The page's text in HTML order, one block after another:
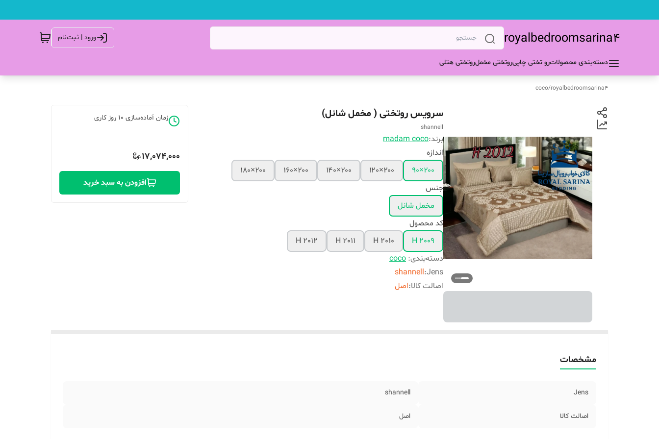
royalbedroomsarina4 ورود | ثبت‌نام
دسته‌بندی محصولاترو تختی چاپیروتختی مخملروتختی هتلی
royalbedroomsarina4
/
coco
سرویس روتختی ( مخمل شانل)
shannell
برند:madam coco
اندازه
۲۰۰×۹۰
۲۰۰×۱۲۰ ۲۰۰×۱۴۰ ۲۰۰×۱۶۰
۲۰۰×۱۸۰
جنس
مخمل شانل
کد محصول
H 2009
H 2010
H 2011
H 2012
دسته‌بندی:
coco
Jens
:
shannell
اصالت کالا:اصل
زمان آماده‌سازی 10 روز کاری
17,074,000
افزودن به سبد خرید
مشخصات
Jens
shannell
اصالت کالا اصل